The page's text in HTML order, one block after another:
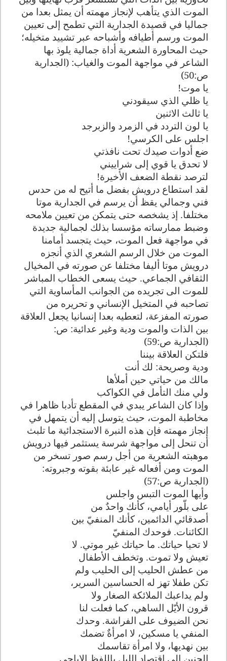
الموت الذي يتأهب لإنجاز مهمته أن يمثل بعدا من
جماليا في قصيدة الجدارية التي تطمح إلى تعيين
الموت ورسم أطيافه وأشباحه عبر تشييد متخيله؛
حيث المحاورة الشعرية أداة جمالية يلوذ بها
الشاعر في مواجهة الموت والغياب: (الجدارية
ص:50)
يا موت!
يا ظلي الذي سيقودني
يا ثالث الاثنين
يا لون التردد في الزمرد والزبرجد
اجلس على الكرسي!
ضع أدوات صيدك تحت نافذتي
لا تحدق يا قوي إلى شراييني
لترصد نقطة الضعف الأخيرة!
لقد استطاع درويش بفضل ما أتيح له من حدس
فني وجمالي يقظ أن يرسم في الجدارية موتا
مختلفا. إذ يشخصه حتى يتمكن من تعيين ملامحه
وضبط ممارساته مؤسسا بذلك لجمالية جديدة
في مواجهة فعل الموت، حيث يتجسد أمامنا
الموت من خلال الرسم الشعري الذي أنجزه
درويش موتا أليفا مختلفا عن صورته في المخيال
الثقافي الجماعي. حيث يسعى الخطاب المباشر
للموت الى تجريده من الجوانب المأساوية التي
تصاحبه في المتخيل الإنساني و تحريره من
صورته المفزعة، لتعطيه بعدا إنسانيا يجعل العلاقة
بين الذات والموت ودية وغير عدائية: ص:
(الجدارية ص:59)
فلتكن العلاقة بيننا
ودية وصريحة: لك أنت
مالك من حياتي حين أملأها
ولي منك التأمل في الكواكب
وإذا كان الشاعر يبدي في المقطع تأدبا ظاهرا في
مخاطبة الموت، حيث يتوسل إليه أن يتمهل في
إنجاز مهمته فإن هذه النبرة الاستجدائية ما تلبث
أن تنحل إلى مواجهة شرسة يستثمر فيها درويش
موهبته الشعرية من أجل رسم صور تسخر من
الموت ومن أفعاله غير عابئة بقوته وجبروته:
(الجدارية ص:57)
وأيها الموت التبس واجلس
على بلّور أيامي، كأنك واحدٌ من
أصدقائي الدائمين، كأنك المنفيّ بين
الكائنات. فوحدك المنفيّ
لا تحيا حياتك. ما حياتك غير موتي. لا
تعيش ولا تموت. وتخطف الأطفال
من عطش الحليب إلى الحليب ولم
تكن طفلا تهز له الحساسين السرير،
ولم يداعبك الملائكة الصغار ولا
قرون الأيّل الساهي، كما فعلت لنا
نحن الضيوف على الفراشة. وحدك
المنفي يا مسكين، لا امرأةٌ تضمك
بين نهديها، ولا امرأة تقاسمك
الحنين إلى اقتصاد الليل باللفظ الإباحي